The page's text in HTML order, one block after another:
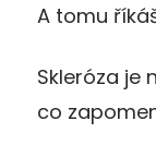
A tomu
Skleróza je
co